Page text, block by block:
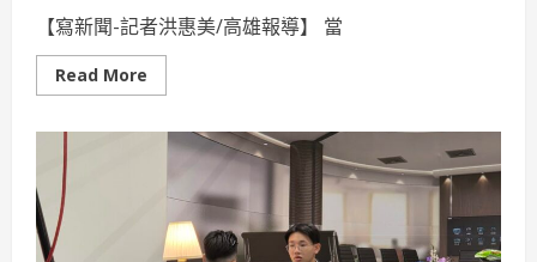
藍
海
邁
程
【寫新聞-記者洪惠美/高雄報導】 當
Read More
more